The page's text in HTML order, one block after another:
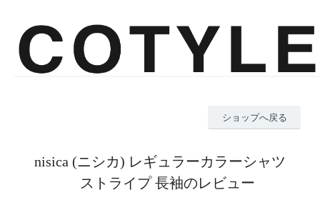
ショップへ戻る
nisica (ニシカ) レギュラーカラーシャツ
ストライプ 長袖のレビュー